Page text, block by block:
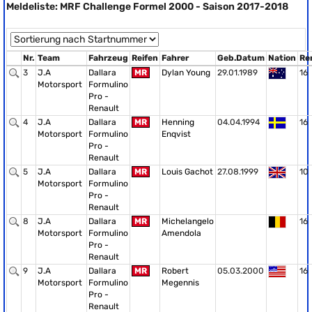
Meldeliste: MRF Challenge Formel 2000 - Saison 2017-2018
Nr. Team Fahrzeug Reifen Fahrer Geb.Datum Nation
3
J.A
Motorsport
Dallara
Formulino
Pro -
Renault
MR Dylan Young 29.01.1989 16
4
J.A
Motorsport
Dallara
Formulino
Pro -
Renault
MR
Henning
Enqvist
04.04.1994 16
5
J.A
Motorsport
Dallara
Formulino
Pro -
Renault
MR Louis Gachot 27.08.1999 10
8
J.A
Motorsport
Dallara
Formulino
Pro -
Renault
MR
Michelangelo
Amendola
16
9
J.A
Motorsport
Dallara
Formulino
Pro -
Renault
MR
Robert
Megennis
05.03.2000 16